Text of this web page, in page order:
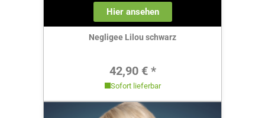
Hier ansehen
Negligee Lilou schwarz
Regulärer Preis:
42,90 € *
Sofort lieferbar